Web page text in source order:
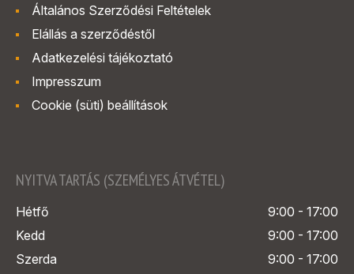
Általános Szerződési Feltételek
Elállás a szerződéstől
Adatkezelési tájékoztató
Impresszum
Cookie (süti) beállítások
NYITVA TARTÁS (SZEMÉLYES ÁTVÉTEL)
Hétfő
9:00 - 17:00
Kedd
9:00 - 17:00
Szerda
9:00 - 17:00